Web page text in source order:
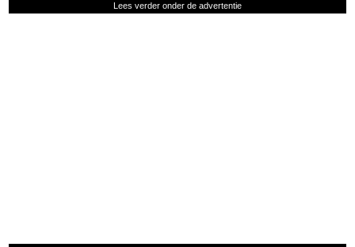
Lees verder onder de advertentie